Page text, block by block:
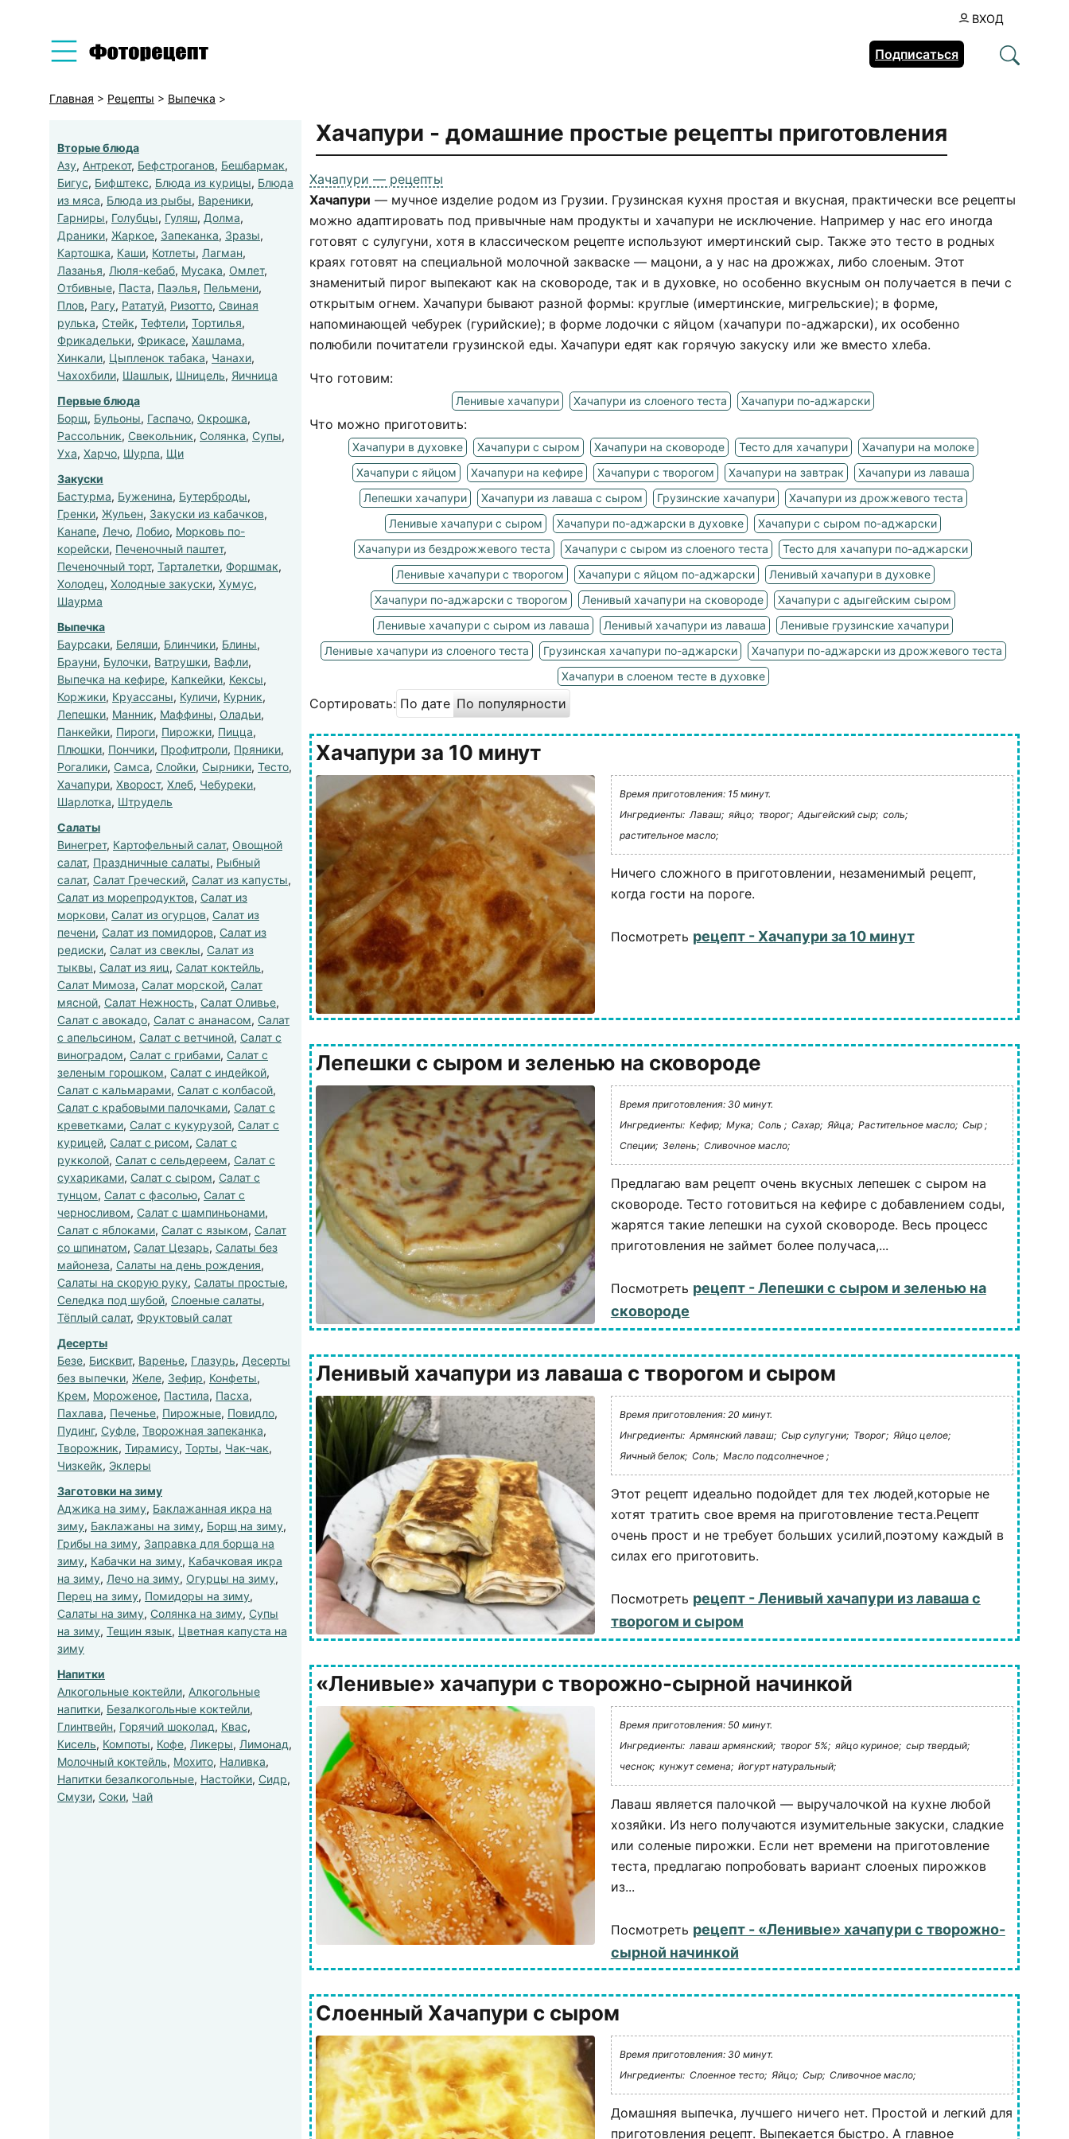
ВХОД
Подписаться
Главная > Рецепты > Выпечка >
Вторые блюда
Азу, Антрекот, Бефстроганов, Бешбармак,
Бигус, Бифштекс, Блюда из курицы, Блюда
из мяса, Блюда из рыбы, Вареники,
Гарниры, Голубцы, Гуляш, Долма,
Драники, Жаркое, Запеканка, Зразы,
Картошка, Каши, Котлеты, Лагман,
Лазанья, Люля-кебаб, Мусака, Омлет,
Отбивные, Паста, Паэлья, Пельмени,
Плов, Рагу, Рататуй, Ризотто, Свиная
рулька, Стейк, Тефтели, Тортилья,
Фрикадельки, Фрикасе, Хашлама,
Хинкали, Цыпленок табака, Чанахи,
Чахохбили, Шашлык, Шницель, Яичница
Первые блюда
Борщ, Бульоны, Гаспачо, Окрошка,
Рассольник, Свекольник, Солянка, Супы,
Уха, Харчо, Шурпа, Щи
Закуски
Бастурма, Буженина, Бутерброды,
Гренки, Жульен, Закуски из кабачков,
Канапе, Лечо, Лобио, Морковь по-
корейски, Печеночный паштет,
Печеночный торт, Тарталетки, Форшмак,
Холодец, Холодные закуски, Хумус,
Шаурма
Выпечка
Баурсаки, Беляши, Блинчики, Блины,
Брауни, Булочки, Ватрушки, Вафли,
Выпечка на кефире, Капкейки, Кексы,
Коржики, Круассаны, Куличи, Курник,
Лепешки, Манник, Маффины, Оладьи,
Панкейки, Пироги, Пирожки, Пицца,
Плюшки, Пончики, Профитроли, Пряники,
Рогалики, Самса, Слойки, Сырники, Тесто,
Хачапури, Хворост, Хлеб, Чебуреки,
Шарлотка, Штрудель
Салаты
Винегрет, Картофельный салат, Овощной
салат, Праздничные салаты, Рыбный
салат, Салат Греческий, Салат из капусты,
Салат из морепродуктов, Салат из
моркови, Салат из огурцов, Салат из
печени, Салат из помидоров, Салат из
редиски, Салат из свеклы, Салат из
тыквы, Салат из яиц, Салат коктейль,
Салат Мимоза, Салат морской, Салат
мясной, Салат Нежность, Салат Оливье,
Салат с авокадо, Салат с ананасом, Салат
с апельсином, Салат с ветчиной, Салат с
виноградом, Салат с грибами, Салат с
зеленым горошком, Салат с индейкой,
Салат с кальмарами, Салат с колбасой,
Салат с крабовыми палочками, Салат с
креветками, Салат с кукурузой, Салат с
курицей, Салат с рисом, Салат с
рукколой, Салат с сельдереем, Салат с
сухариками, Салат с сыром, Салат с
тунцом, Салат с фасолью, Салат с
черносливом, Салат с шампиньонами,
Салат с яблоками, Салат с языком, Салат
со шпинатом, Салат Цезарь, Салаты без
майонеза, Салаты на день рождения,
Салаты на скорую руку, Салаты простые,
Селедка под шубой, Слоеные салаты,
Тёплый салат, Фруктовый салат
Десерты
Безе, Бисквит, Варенье, Глазурь, Десерты
без выпечки, Желе, Зефир, Конфеты,
Крем, Мороженое, Пастила, Пасха,
Пахлава, Печенье, Пирожные, Повидло,
Пудинг, Суфле, Творожная запеканка,
Творожник, Тирамису, Торты, Чак-чак,
Чизкейк, Эклеры
Заготовки на зиму
Аджика на зиму, Баклажанная икра на
зиму, Баклажаны на зиму, Борщ на зиму,
Грибы на зиму, Заправка для борща на
зиму, Кабачки на зиму, Кабачковая икра
на зиму, Лечо на зиму, Огурцы на зиму,
Перец на зиму, Помидоры на зиму,
Салаты на зиму, Солянка на зиму, Супы
на зиму, Тещин язык, Цветная капуста на
зиму
Напитки
Алкогольные коктейли, Алкогольные
напитки, Безалкогольные коктейли,
Глинтвейн, Горячий шоколад, Квас,
Кисель, Компоты, Кофе, Ликеры, Лимонад,
Молочный коктейль, Мохито, Наливка,
Напитки безалкогольные, Настойки, Сидр,
Смузи, Соки, Чай
Хачапури - домашние простые рецепты приготовления
Хачапури — рецепты
Хачапури — мучное изделие родом из Грузии. Грузинская кухня простая и вкусная, практически все рецепты
можно адаптировать под привычные нам продукты и хачапури не исключение. Например у нас его иногда
готовят с сулугуни, хотя в классическом рецепте используют имертинский сыр. Также это тесто в родных
краях готовят на специальной молочной закваске — мацони, а у нас на дрожжах, либо слоеным. Этот
знаменитый пирог выпекают как на сковороде, так и в духовке, но особенно вкусным он получается в печи с
открытым огнем. Хачапури бывают разной формы: круглые (имертинские, мигрельские); в форме,
напоминающей чебурек (гурийские); в форме лодочки с яйцом (хачапури по-аджарски), их особенно
полюбили почитатели грузинской еды. Хачапури едят как горячую закуску или же вместо хлеба.
Что готовим:
Ленивые хачапури Хачапури из слоеного теста Хачапури по-аджарски
Что можно приготовить:
Хачапури в духовке Хачапури с сыром Хачапури на сковороде Тесто для хачапури
Хачапури на молоке
Хачапури с яйцом
Хачапури на кефире Хачапури с творогом Хачапури на завтрак
Хачапури из лаваша
Лепешки хачапури
Хачапури из лаваша с сыром Грузинские хачапури
Хачапури из дрожжевого теста
Ленивые хачапури с сыром
Хачапури по-аджарски в духовке
Хачапури с сыром по-аджарски
Хачапури из бездрожжевого теста
Хачапури с сыром из слоеного теста
Тесто для хачапури по-аджарски
Ленивые хачапури с творогом
Хачапури с яйцом по-аджарски
Ленивый хачапури в духовке
Хачапури по-аджарски с творогом
Ленивый хачапури на сковороде
Хачапури с адыгейским сыром
Ленивые хачапури с сыром из лаваша
Ленивый хачапури из лаваша
Ленивые грузинские хачапури
Ленивые хачапури из слоеного теста
Грузинская хачапури по-аджарски
Хачапури по-аджарски из дрожжевого теста
Хачапури в слоеном тесте в духовке
Сортировать: По дате По популярности
Хачапури за 10 минут
Время приготовления: 15 минут.
Ингредиенты: Лаваш; яйцо; творог; Адыгейский сыр; соль;
растительное масло;
Ничего сложного в приготовлении, незаменимый рецепт,
когда гости на пороге.
Посмотреть рецепт - Хачапури за 10 минут
Лепешки с сыром и зеленью на сковороде
Время приготовления: 30 минут.
Ингредиенты: Кефир; Мука; Соль ; Сахар; Яйца; Растительное масло; Сыр ;
Специи; Зелень; Сливочное масло;
Предлагаю вам рецепт очень вкусных лепешек с сыром на
сковороде. Тесто готовиться на кефире с добавлением соды,
жарятся такие лепешки на сухой сковороде. Весь процесс
приготовления не займет более получаса,...
Посмотреть рецепт - Лепешки с сыром и зеленью на
сковороде
Ленивый хачапури из лаваша с творогом и сыром
Время приготовления: 20 минут.
Ингредиенты: Армянский лаваш; Сыр сулугуни; Творог; Яйцо целое;
Яичный белок; Соль; Масло подсолнечное ;
Этот рецепт идеально подойдет для тех людей,которые не
хотят тратить свое время на приготовление теста.Рецепт
очень прост и не требует больших усилий,поэтому каждый в
силах его приготовить.
Посмотреть рецепт - Ленивый хачапури из лаваша с
творогом и сыром
«Ленивые» хачапури с творожно-сырной начинкой
Время приготовления: 50 минут.
Ингредиенты: лаваш армянский; творог 5%; яйцо куриное; сыр твердый;
чеснок; кунжут семена; йогурт натуральный;
Лаваш является палочкой — выручалочкой на кухне любой
хозяйки. Из него получаются изумительные закуски, сладкие
или соленые пирожки. Если нет времени на приготовление
теста, предлагаю попробовать вариант слоеных пирожков
из...
Посмотреть рецепт - «Ленивые» хачапури с творожно-
сырной начинкой
Слоенный Хачапури с сыром
Время приготовления: 30 минут.
Ингредиенты: Слоенное тесто; Яйцо; Сыр; Сливочное масло;
Домашняя выпечка, лучшего ничего нет. Простой и легкий для
приготовления рецепт. Выпекается быстро. А главное